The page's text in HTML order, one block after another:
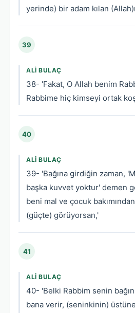
yerinde) bir adam kılan
39
ALI BULAÇ
38- 'Fakat, O Allah benim
Rabbime hiç kimseyi ortak
40
ALI BULAÇ
39- 'Bağına girdiğin zaman,
başka kuvvet yoktur' demen
beni mal ve çocuk
(güçte) görüyorsan,'
41
ALI BULAÇ
40- 'Belki Rabbim senin
bana verir, (seninkinin)